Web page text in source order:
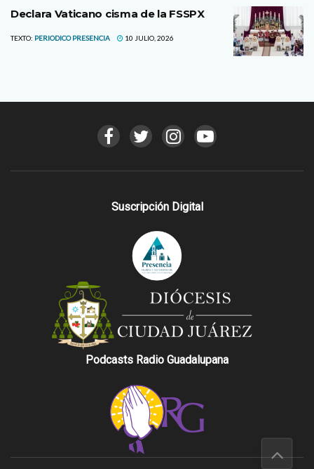
Declara Vaticano cisma de la FSSPX
TEXTO: PERIODICO PRESENCIA 10 JULIO, 2026
Suscripción Digital
Podcasts Radio Guadalupana